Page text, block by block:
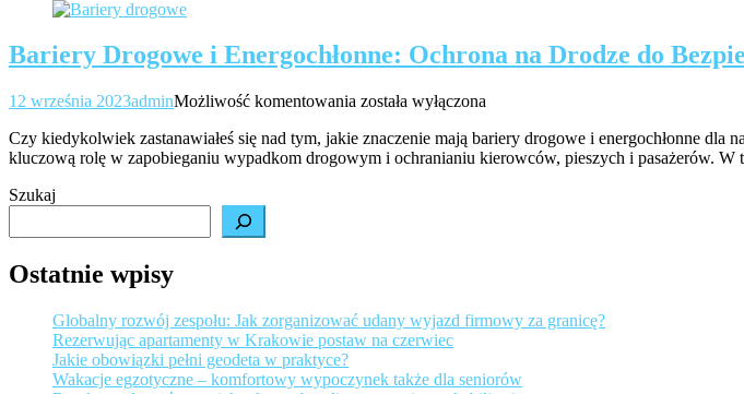
Bariery Drogowe i Energochłonne: Ochrona na Drodze do
12 września 2023adminMożliwość komentowania Bariery
i
Energochłonne:
została wyłączona
Czy kiedykolwiek zastanawiałeś się nad tym, jakie znaczenie mają bariery drogowe i energochłonne dla
kluczową rolę w zapobieganiu wypadkom drogowym i ochranianiu kierowców, pieszych i pasażerów.
Szukaj
Ostatnie wpisy
Globalny rozwój zespołu: Jak zorganizować udany wyjazd firmowy za granicę?
Rezerwując apartamenty w Krakowie postaw na czerwiec
Jakie obowiązki pełni geodeta w praktyce?
Wakacje egzotyczne – komfortowy wypoczynek także dla seniorów